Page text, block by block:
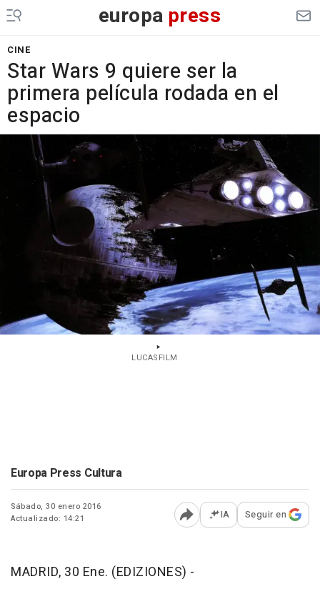
europa press
CINE
Star Wars 9 quiere ser la
primera película rodada en el
espacio
LUCASFILM
Europa Press Cultura
Sábado, 30 enero 2016
Actualizado: 14:21
Abrir opciones para
IA Seguir en
MADRID, 30 Ene. (EDIZIONES) -